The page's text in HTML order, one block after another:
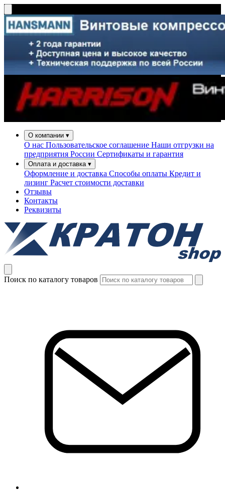
О компании ▾
О нас Пользовательское соглашение Наши отгрузки на
предприятия России Сертификаты и гарантия
Оплата и доставка ▾
Оформление и доставка Способы оплаты Кредит и
лизинг Расчет стоимости доставки
Отзывы
Контакты
Реквизиты
Поиск по каталогу товаров